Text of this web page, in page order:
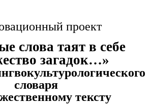
проект
слова таят в себе
загадок…»
словаря
тексту